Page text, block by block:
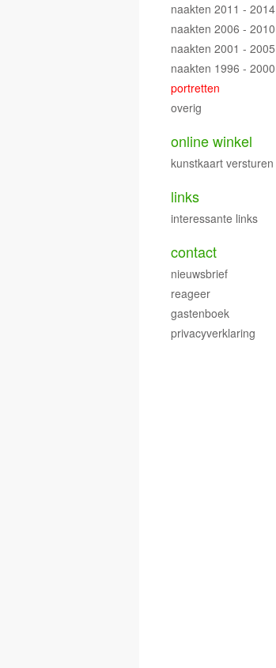
naakten 2011 - 2014
naakten 2006 - 2010
naakten 2001 - 2005
naakten 1996 - 2000
portretten
overig
online winkel
kunstkaart versturen
links
interessante links
contact
nieuwsbrief
reageer
gastenboek
privacyverklaring